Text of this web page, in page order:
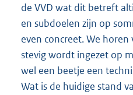
de VVD wat dit betreft
en subdoelen zijn op
even concreet. We
stevig wordt ingezet op
wel een beetje een
Wat is de huidige stand